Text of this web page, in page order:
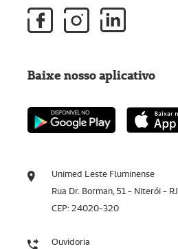
Unimed Leste Fluminense
Rua Dr. Borman, 51 - Niterói - RJ
CEP: 24020-320
Ouvidoria
Baixe nosso aplicativo